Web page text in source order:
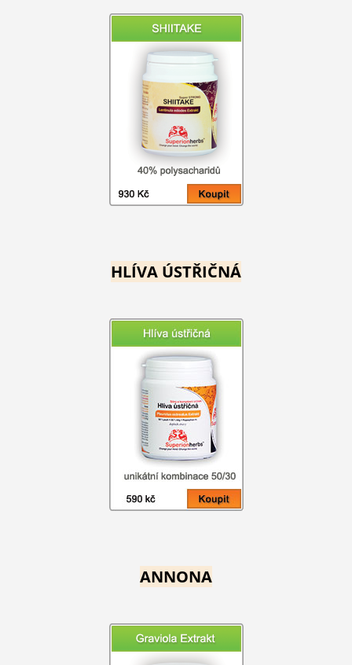
HLÍVA ÚSTŘIČNÁ
ANNONA